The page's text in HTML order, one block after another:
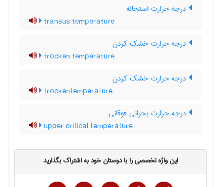
درجه حرارت استحاله
transus temperature
درجه حرارت خشک کردن
trocken temperature
درجه حرارت خشک کردن
trockentemperature
درجه حرارت بحرانی فوقانی
upper critical temperature
این واژه تخصصی را با دوستان خود به اشتراک بگذارید